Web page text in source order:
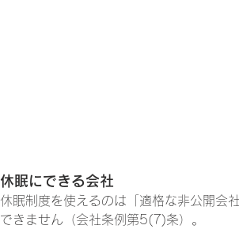
休眠にできる会社
休眠制度を使えるのは「適格な非公開会
できません（会社条例第5(7)条）。